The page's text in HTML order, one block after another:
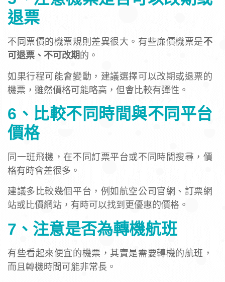
退票
不同票價的機票規則差異很大。有些廉價機票是不
可退票、不可改期 的。
如果行程可能會變動，建議選擇可以改期或退票的
機票，雖然價格可能略高，但會比較有彈性。
6、比較不同時間與不同平台
價格
同一班飛機，在不同訂票平台或不同時間搜尋，價
格有時會差很多。
建議多比較幾個平台，例如航空公司官網、訂票網
站或比價網站，有時可以找到更優惠的價格。
7、注意是否為轉機航班
有些看起來便宜的機票，其實是需要轉機的航班，
而且轉機時間可能非常長。